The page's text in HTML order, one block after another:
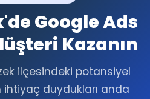
Google Ads
Kazanın
ilçesindeki potansiyel
duydukları anda